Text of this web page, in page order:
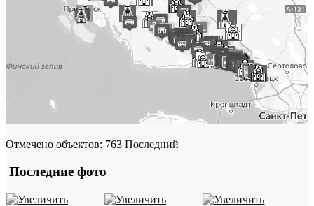
Отмечено объектов: 763 Последний
Последние фото